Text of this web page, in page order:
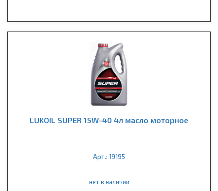
LUKOIL SUPER 15W-40 4л масло моторное
Арт.: 19195
нет в наличии